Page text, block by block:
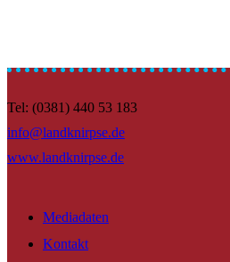
Tel: (0381) 440 53 183
info@landknirpse.de
www.landknirpse.de
Mediadaten
Kontakt